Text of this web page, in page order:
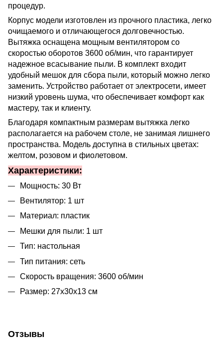
процедур.
Корпус модели изготовлен из прочного пластика, легко
очищаемого и отличающегося долговечностью.
Вытяжка оснащена мощным вентилятором со
скоростью оборотов 3600 об/мин, что гарантирует
надежное всасывание пыли. В комплект входит
удобный мешок для сбора пыли, который можно легко
заменить. Устройство работает от электросети, имеет
низкий уровень шума, что обеспечивает комфорт как
мастеру, так и клиенту.
Благодаря компактным размерам вытяжка легко
располагается на рабочем столе, не занимая лишнего
пространства. Модель доступна в стильных цветах:
желтом, розовом и фиолетовом.
Характеристики:
Мощность: 30 Вт
Вентилятор: 1 шт
Материал: пластик
Мешки для пыли: 1 шт
Тип: настольная
Тип питания: сеть
Скорость вращения: 3600 об/мин
Размер: 27x30x13 см
Отзывы